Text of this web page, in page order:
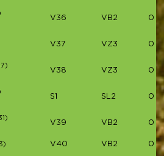
V36 VB2
V37 VZ3
V38 VZ3
S1 SL2
V39 VB2
V40 VB2